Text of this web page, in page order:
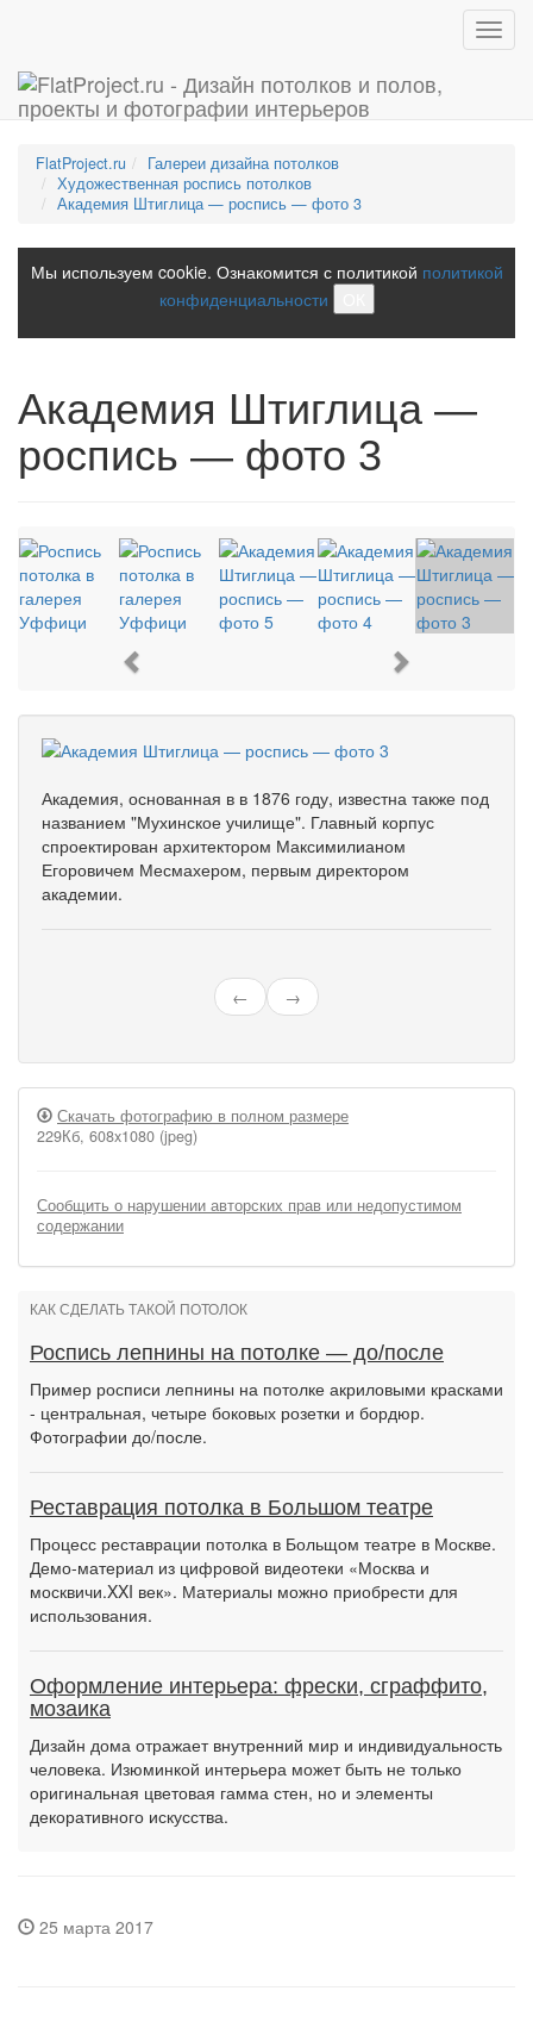
FlatProject.ru
Галереи дизайна потолков
Художественная роспись потолков
Академия Штиглица — роспись — фото 3
Мы используем cookie. Ознакомится с политикой политикой
конфиденциальности
Академия Штиглица —
роспись — фото 3
Академия, основанная в в 1876 году, известна также под
названием "Мухинское училище". Главный корпус
спроектирован архитектором Максимилианом
Егоровичем Месмахером, первым директором
академии.
← →
Скачать фотографию в полном размере
229Кб, 608x1080 (jpeg)
Сообщить о нарушении авторских прав или недопустимом
содержании
КАК СДЕЛАТЬ ТАКОЙ ПОТОЛОК
Роспись лепнины на потолке — до/после
Пример росписи лепнины на потолке акриловыми красками
- центральная, четыре боковых розетки и бордюр.
Фотографии до/после.
Реставрация потолка в Большом театре
Процесс реставрации потолка в Больщом театре в Москве.
Демо-материал из цифровой видеотеки «Москва и
москвичи.XXI век». Материалы можно приобрести для
использования.
Оформление интерьера: фрески, сграффито,
мозаика
Дизайн дома отражает внутренний мир и индивидуальность
человека. Изюминкой интерьера может быть не только
оригинальная цветовая гамма стен, но и элементы
декоративного искусства.
25 марта 2017